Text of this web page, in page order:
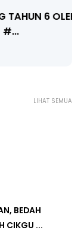
6 OLEH
LIHAT SEMUA
BEDAH
CIKGU ...